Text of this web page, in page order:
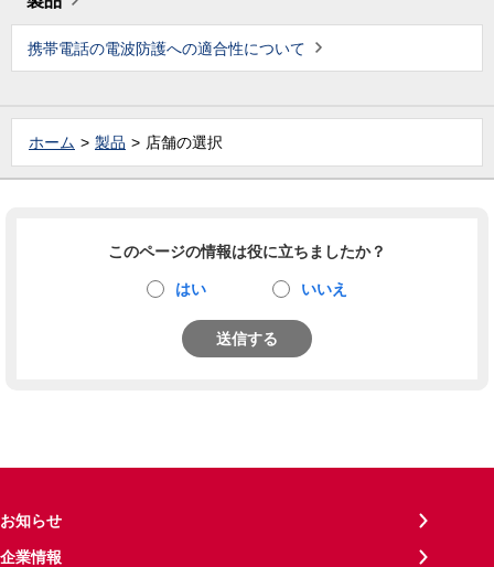
携帯電話の電波防護への適合性について
ホーム 製品 店舗の選択
このページの情報は役に立ちましたか？
はい いいえ
送信する
お知らせ
企業情報